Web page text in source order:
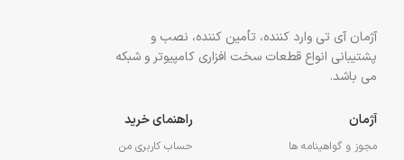
آژمان آی تی وارد کننده، تأمین کننده، نصب و
پشتیبانی انواع قطعات سخت افزاری کامپیوتر و شبکه
می باشد.
آژمان
مجوز و گواهینامه ها
راهنمای خرید
حساب کاربری من